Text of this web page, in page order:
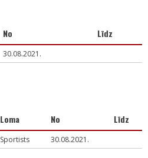
No Līdz
30.08.2021.
Loma No Līdz
Sportists 30.08.2021.